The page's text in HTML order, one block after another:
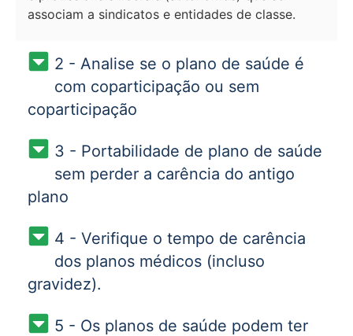
associam a sindicatos e entidades de classe.
2 - Analise se o plano de saúde é
com coparticipação ou sem
coparticipação
3 - Portabilidade de plano de saúde
sem perder a carência do antigo
plano
4 - Verifique o tempo de carência
dos planos médicos (incluso
gravidez).
5 - Os planos de saúde podem ter